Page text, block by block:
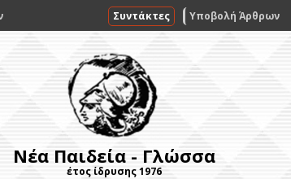
Συντάκτες Υποβολή Άρθρων
Νέα Παιδεία - Γλώσσα
έτος ίδρυσης 1976